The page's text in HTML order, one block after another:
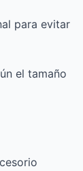
para evitar
el tamaño